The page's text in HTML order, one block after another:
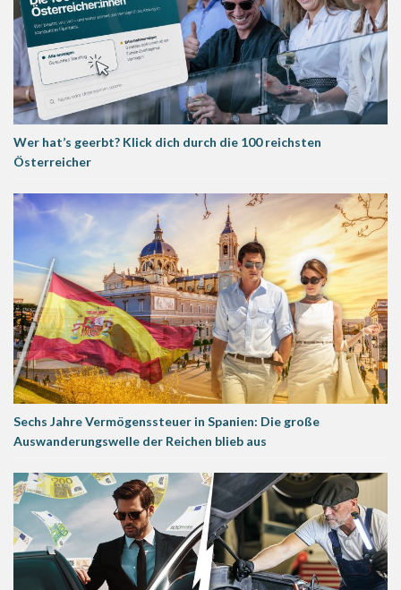
Wer hat’s geerbt? Klick dich durch die 100 reichsten
Österreicher
Sechs Jahre Vermögenssteuer in Spanien: Die große
Auswanderungswelle der Reichen blieb aus